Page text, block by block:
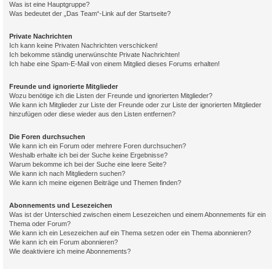
Was ist eine Hauptgruppe?
Was bedeutet der „Das Team“-Link auf der Startseite?
Private Nachrichten
Ich kann keine Privaten Nachrichten verschicken!
Ich bekomme ständig unerwünschte Private Nachrichten!
Ich habe eine Spam-E-Mail von einem Mitglied dieses Forums erhalten!
Freunde und ignorierte Mitglieder
Wozu benötige ich die Listen der Freunde und ignorierten Mitglieder?
Wie kann ich Mitglieder zur Liste der Freunde oder zur Liste der ignorierten Mitglieder
hinzufügen oder diese wieder aus den Listen entfernen?
Die Foren durchsuchen
Wie kann ich ein Forum oder mehrere Foren durchsuchen?
Weshalb erhalte ich bei der Suche keine Ergebnisse?
Warum bekomme ich bei der Suche eine leere Seite?
Wie kann ich nach Mitgliedern suchen?
Wie kann ich meine eigenen Beiträge und Themen finden?
Abonnements und Lesezeichen
Was ist der Unterschied zwischen einem Lesezeichen und einem Abonnements für ein
Thema oder Forum?
Wie kann ich ein Lesezeichen auf ein Thema setzen oder ein Thema abonnieren?
Wie kann ich ein Forum abonnieren?
Wie deaktiviere ich meine Abonnements?